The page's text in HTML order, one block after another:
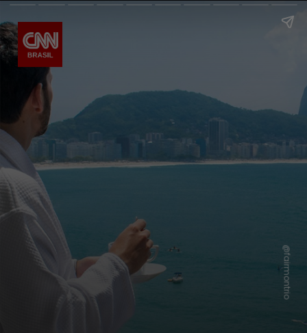
@fairmontrio